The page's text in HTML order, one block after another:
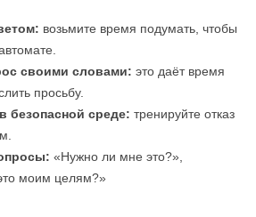
возьмите время подумать, чтобы
своими словами: это даёт время
просьбу.
безопасной среде: тренируйте отказ
«Нужно ли мне это?»,
моим целям?»